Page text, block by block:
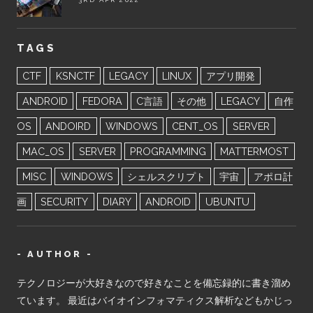
TAGS
CTF KSNCTF LEGACY LINUX アプリ開発
ANDROID FEDORA C言語 その他 LEGACY 自作
OS ANDOIRD WINDOWS CENT_OS SERVER
MAC_OS SERVER PROGRAMMING MATTERMOST
MISC WINDOWS シェルスクリプト 宇宙 アポロ計
画 SECURITY DIARY ANDROID UBUNTU
- AUTHOR -
テクノロジーが大好きなので好きなことを備忘録的に書き溜め
ています。 最近はバイオインフォマティクス解析などもかじっ